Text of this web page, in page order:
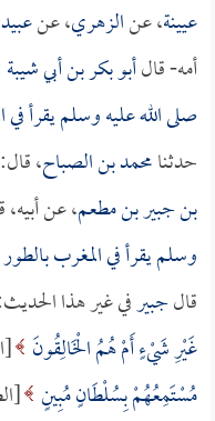
عيينة، عنالزهري، عن
أمه- قالأبو بكر بن أبي شيبة
صلى الله عليه وسلم يقرأ
حدثنامحمد بن الصباح،
بن جبير بن مطعم، عن
وسلم يقرأ في المغرب
قالجبيرفي غير هذا
غَيْرِ شَيْءٍ أَمْ هُمُ الْخَالِقُونَ
مُسْتَمِعُهُمْ بِسُلْطَانٍ مُبِينٍ